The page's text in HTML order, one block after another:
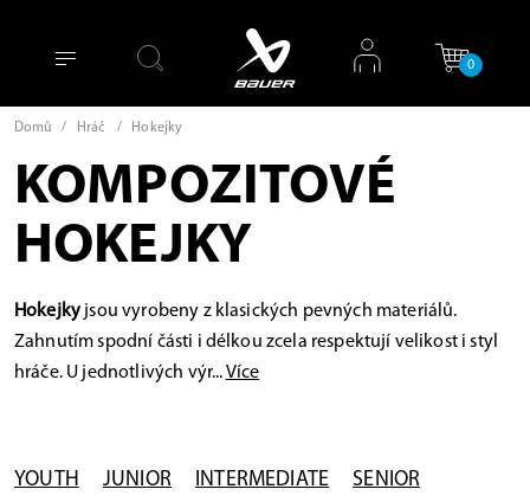
0
Domů / Hráč / Hokejky
KOMPOZITOVÉ
HOKEJKY
Hokejky jsou vyrobeny z klasických pevných materiálů.
Zahnutím spodní části i délkou zcela respektují velikost i styl
hráče. U jednotlivých výr...Více
YOUTH JUNIOR INTERMEDIATE SENIOR